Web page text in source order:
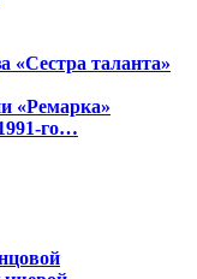
«Сестра таланта»
«Ремарка»
го…